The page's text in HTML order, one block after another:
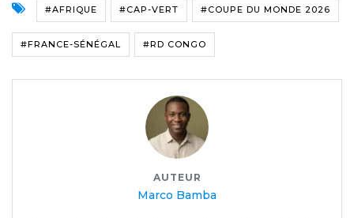
#AFRIQUE #CAP-VERT #COUPE DU MONDE 2026
#FRANCE-SÉNÉGAL #RD CONGO
AUTEUR
Marco Bamba